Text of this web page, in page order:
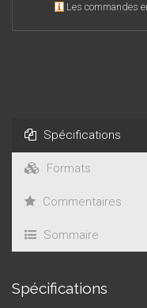
Les commandes
Spécifications
Formats
Commentaires
Sommaire
Spécifications